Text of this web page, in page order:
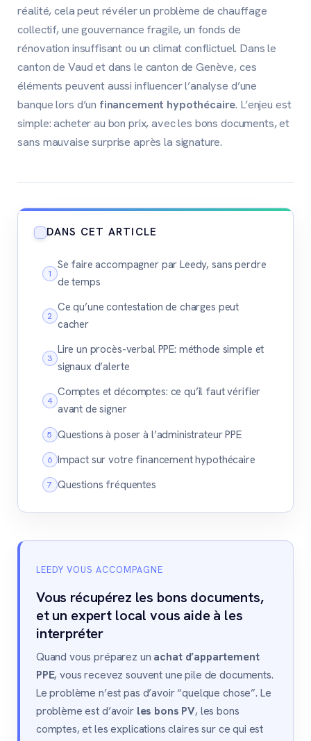
réalité, cela peut révéler un problème de chauffage
collectif, une gouvernance fragile, un fonds de
rénovation insuffisant ou un climat conflictuel. Dans le
canton de Vaud et dans le canton de Genève, ces
éléments peuvent aussi influencer l’analyse d’une
banque lors d’un financement hypothécaire. L’enjeu est
simple: acheter au bon prix, avec les bons documents, et
sans mauvaise surprise après la signature.
DANS CET ARTICLE
Se faire accompagner par Leedy, sans perdre
de temps
Ce qu’une contestation de charges peut
cacher
Lire un procès-verbal PPE: méthode simple et
signaux d’alerte
Comptes et décomptes: ce qu’il faut vérifier
avant de signer
Questions à poser à l’administrateur PPE
Impact sur votre financement hypothécaire
Questions fréquentes
LEEDY VOUS ACCOMPAGNE
Vous récupérez les bons documents,
et un expert local vous aide à les
interpréter
Quand vous préparez un achat d’appartement
PPE, vous recevez souvent une pile de documents.
Le problème n’est pas d’avoir “quelque chose”. Le
problème est d’avoir les bons PV, les bons
comptes, et les explications claires sur ce qui est